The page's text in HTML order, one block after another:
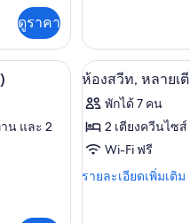
บุหรี่
(Hearing)
พิการ,
ปลอด
บุหรี่
(Hearing)
ดูราคา
ปลอด
บุหรี่
(Loft)
เกี่ยว
กับ
ห้อง
ท,
หลาย
ปลอด
บุหรี่
ง, ปลอดบุหรี่ (Tri-Level) | เตารีด/โต๊
น และ 2
เปิด
ภาพถ่าย
ทั้งหมด
ของ
ห้อง
2
ห้องสวีท, หลายเ
พักได้ 7 คน
2 เตียงควีนไซส์
Wi-Fi ฟรี
รายละเอียดเพิ่มเติม
ราย